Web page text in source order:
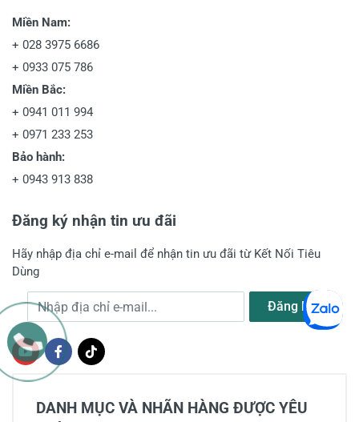
Miền Nam:
+ 028 3975 6686
+ 0933 075 786
Miền Bắc:
+ 0941 011 994
+ 0971 233 253
Bảo hành:
+ 0943 913 838
Đăng ký nhận tin ưu đãi
Hãy nhập địa chỉ e-mail để nhận tin ưu đãi từ Kết Nối Tiêu
Dùng
Địa chỉ e-mail Đăng ký
DANH MỤC VÀ NHÃN HÀNG ĐƯỢC YÊU